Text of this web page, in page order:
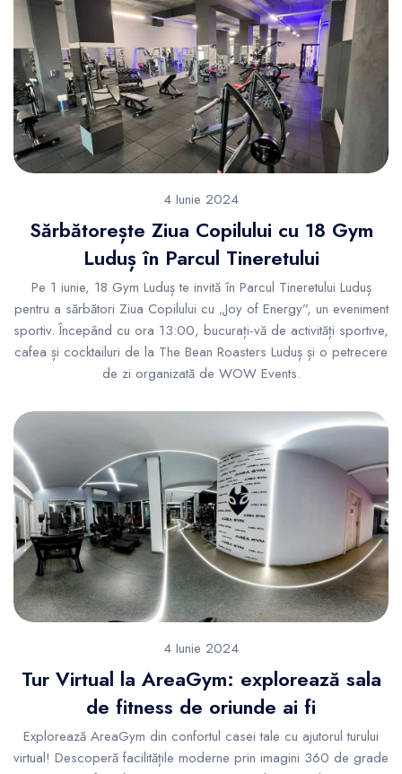
4 Iunie 2024
Sărbătorește Ziua Copilului cu 18 Gym
Luduș în Parcul Tineretului
Pe 1 iunie, 18 Gym Luduș te invită în Parcul Tineretului Luduș
pentru a sărbători Ziua Copilului cu „Joy of Energy”, un eveniment
sportiv. Începând cu ora 13:00, bucurați-vă de activități sportive,
cafea și cocktailuri de la The Bean Roasters Luduș și o petrecere
de zi organizată de WOW Events.
4 Iunie 2024
Tur Virtual la AreaGym: explorează sala
de fitness de oriunde ai fi
Explorează AreaGym din confortul casei tale cu ajutorul turului
virtual! Descoperă facilitățile moderne prin imagini 360 de grade